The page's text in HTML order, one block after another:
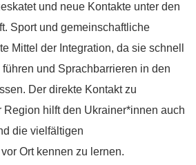
und neue Kontakte unter den
Sport und gemeinschaftliche
Mittel der Integration, da sie schnell
führen und Sprachbarrieren in den
Der direkte Kontakt zu
hilft den Ukrainer*innen auch
die vielfältigen
Ort kennen zu lernen.